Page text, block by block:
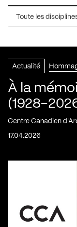
Toute les
Actualité
À la
(1928-
Centre Canadien
17.04.2026